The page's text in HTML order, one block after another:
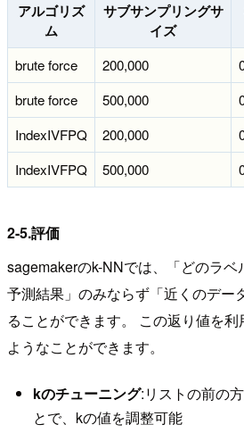
アルゴリズ
ム
サブサンプリングサ
イズ
brute force 200,000
brute force
500,000
IndexIVFPQ
200,000
IndexIVFPQ
500,000
2-5.評価
sagemakerのk-NNでは、「どのラ
予測結果」のみならず「近くのデー
ることができます。 この返り値を
ようなことができます。
kのチューニング:リストの前の
とで、kの値を調整可能